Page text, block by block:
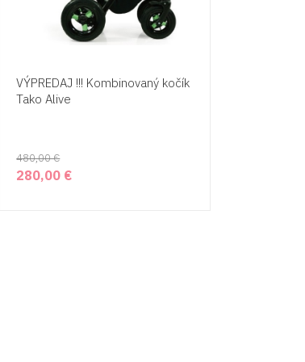
VÝPREDAJ !!! Kombinovaný kočík
Tako Alive
480,00 €
280,00 €